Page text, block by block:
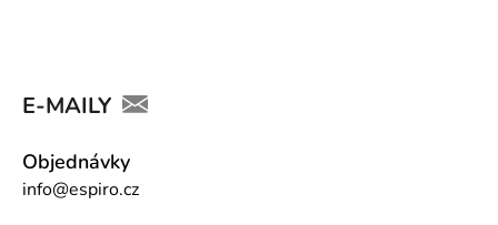
E-MAILY
Objednávky
info@espiro.cz